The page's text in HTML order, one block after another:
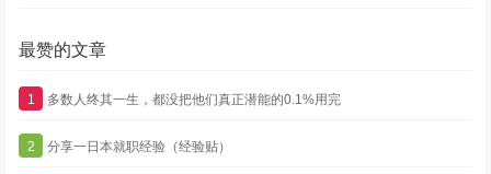
最赞的文章
1 多数人终其一生，都没把他们真正潜能的0.1%用完
2 分享一日本就职经验（经验贴）